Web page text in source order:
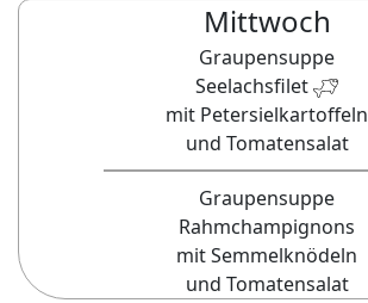
Mittwoch
Graupensuppe
Seelachsfilet
mit Petersielkartoffeln
und Tomatensalat
Graupensuppe
Rahmchampignons
mit Semmelknödeln
und Tomatensalat